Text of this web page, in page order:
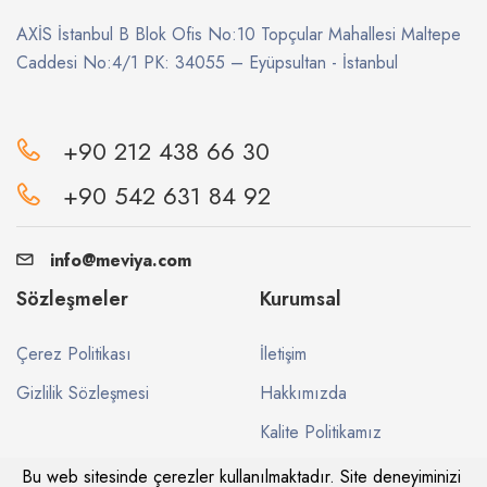
AXİS İstanbul B Blok Ofis No:10 Topçular Mahallesi Maltepe
Caddesi No:4/1 PK: 34055 – Eyüpsultan - İstanbul
+90 212 438 66 30
+90 542 631 84 92
info@meviya.com
Sözleşmeler
Çerez Politikası
Gizlilik Sözleşmesi
Kurumsal
İletişim
Hakkımızda
Kalite Politikamız
Bu web sitesinde çerezler kullanılmaktadır. Site deneyiminizi